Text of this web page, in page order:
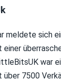
meldete sich
einer
war
über 7500